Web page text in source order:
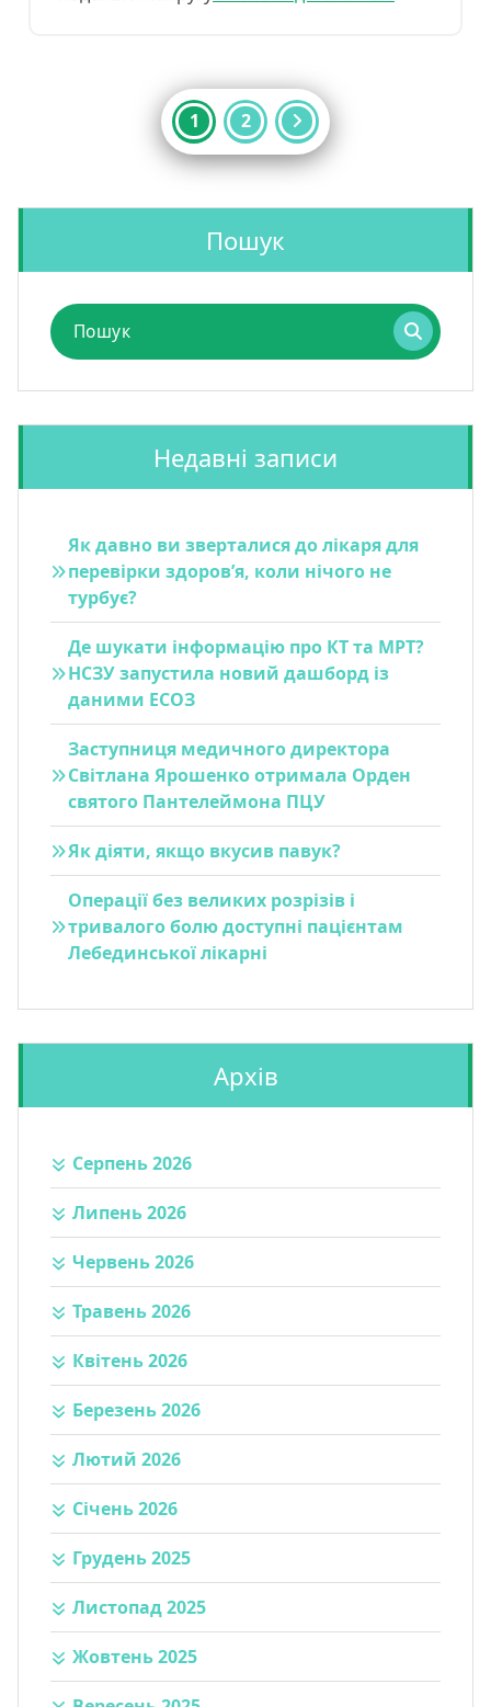
Пагінація
записів
1 2
Пошук
Пошук
для:
Недавні записи
Як давно ви зверталися до лікаря для
перевірки здоров’я, коли нічого не
турбує?
Де шукати інформацію про КТ та МРТ?
НСЗУ запустила новий дашборд із
даними ЕСОЗ
Заступниця медичного директора
Світлана Ярошенко отримала Орден
святого Пантелеймона ПЦУ
Як діяти, якщо вкусив павук?
Операції без великих розрізів і
тривалого болю доступні пацієнтам
Лебединської лікарні
Архів
Серпень 2026
Липень 2026
Червень 2026
Травень 2026
Квітень 2026
Березень 2026
Лютий 2026
Січень 2026
Грудень 2025
Листопад 2025
Жовтень 2025